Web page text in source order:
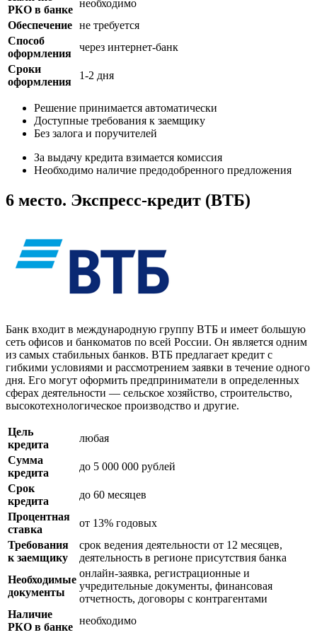
РКО в банке
необходимо
Обеспечение не требуется
Способ
оформления
через интернет-банк
Сроки
оформления
1-2 дня
Решение принимается автоматически
Доступные требования к заемщику
Без залога и поручителей
За выдачу кредита взимается комиссия
Необходимо наличие предодобренного предложения
6 место. Экспресс-кредит (ВТБ)
Банк входит в международную группу ВТБ и имеет большую
сеть офисов и банкоматов по всей России. Он является одним
из самых стабильных банков. ВТБ предлагает кредит с
гибкими условиями и рассмотрением заявки в течение одного
дня. Его могут оформить предприниматели в определенных
сферах деятельности — сельское хозяйство, строительство,
высокотехнологическое производство и другие.
Цель
кредита
любая
Сумма
кредита
до 5 000 000 рублей
Срок
кредита
до 60 месяцев
Процентная
ставка
от 13% годовых
Требования
к заемщику
срок ведения деятельности от 12 месяцев,
деятельность в регионе присутствия банка
Необходимые
документы
онлайн-заявка, регистрационные и
учредительные документы, финансовая
отчетность, договоры с контрагентами
Наличие
РКО в банке
необходимо